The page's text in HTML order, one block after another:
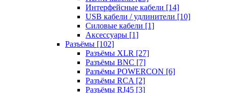
Интерфейсные кабели [14]
USB кабели / удлинители [10]
Силовые кабели [1]
Аксессуары [1]
Разъёмы [102]
Разъёмы XLR [27]
Разъёмы BNC [7]
Разъёмы POWERCON [6]
Разъёмы RCA [2]
Разъёмы RJ45 [3]